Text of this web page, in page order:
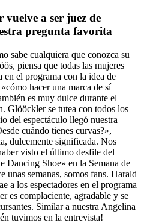
a ser juez de
pregunta favorita
sabe cualquiera que conozca su
piensa que todas las mujeres
en el programa con la idea de
hacer una marca de sí
es muy dulce durante el
Glööckler se tutea con todos los
del espectáculo llegó nuestra
cuándo tienes curvas?»,
dulcemente significada. Nos
visto el último desfile del
Dancing Shoe» en la Semana de
unas semanas, somos fans. Harald
a los espectadores en el programa
es complaciente, agradable y se
Similar a nuestra Angelina
tuvimos en la entrevista!